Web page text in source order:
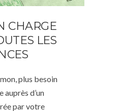
CHARGE
LES
plus besoin
auprès d’un
par votre